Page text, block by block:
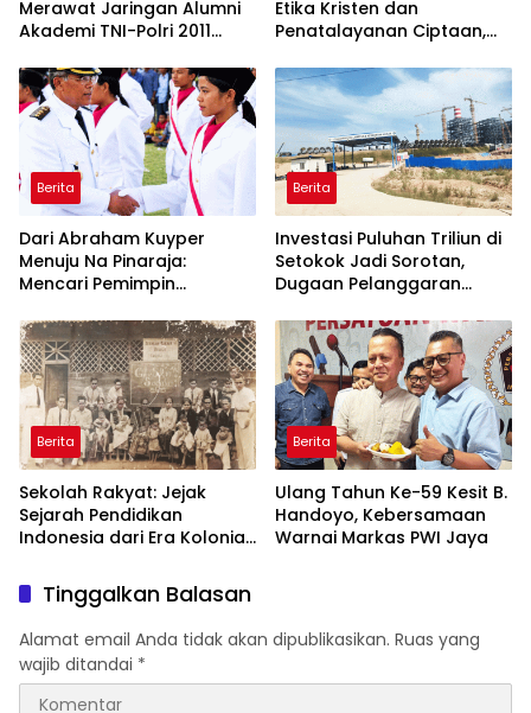
Merawat Jaringan Alumni
Akademi TNI-Polri 2011
Membangun Loyalitas
Etika Kristen dan
Penatalayanan Ciptaan,
Memuliakan Tuhan
Berita
Dari Abraham Kuyper
Menuju Na Pinaraja:
Mencari Pemimpin
Depan Kawasan Danau
Toba
Berita
Investasi Puluhan Triliun di
Setokok Jadi Sorotan,
Dugaan Pelanggaran
Pekerja Mencuat
Berita
Sekolah Rakyat: Jejak
Sejarah Pendidikan
Indonesia dari Era Kolonial
Pemerintahan Prabowo
Berita
Ulang Tahun Ke-59 Kesit B.
Handoyo, Kebersamaan
Warnai Markas PWI Jaya
Tinggalkan Balasan
Alamat email Anda tidak akan dipublikasikan. Ruas yang
wajib ditandai *